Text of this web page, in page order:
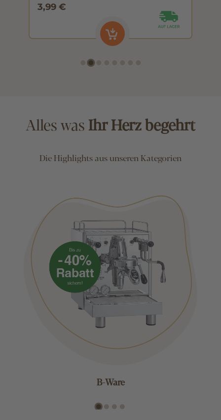
3,99 €
Alles wasIhr Herz begehrt
Die Highlights aus unseren Kategorien
B-Ware